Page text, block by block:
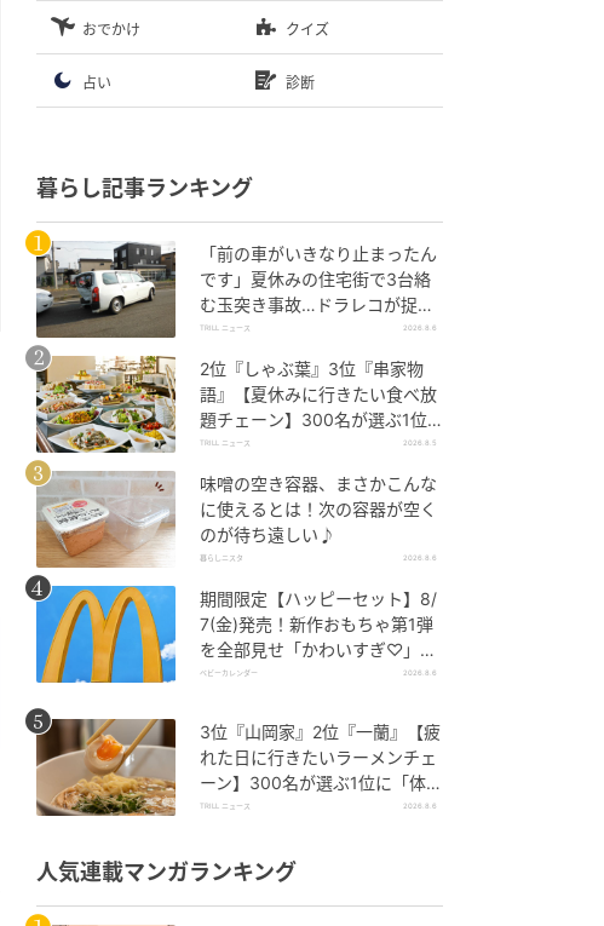
おでかけ クイズ
占い 診断
暮らし記事ランキング
「前の車がいきなり止まったん
です」夏休みの住宅街で3台絡
む玉突き事故…ドラレコが捉え
ていた“急ブレーキの理由”
TRILL ニュース 2026.8.6
2位『しゃぶ葉』3位『串家物
語』【夏休みに行きたい食べ放
題チェーン】300名が選ぶ1位
に「満足度が高い」「大人まで
TRILL ニュース 2026.8.5
味噌の空き容器、まさかこんな
に使えるとは！次の容器が空く
のが待ち遠しい♪
暮らしニスタ 2026.8.6
期間限定【ハッピーセット】8/
7(金)発売！新作おもちゃ第1弾
を全部見せ「かわいすぎ♡」
「絶対行く！」
ベビーカレンダー 2026.8.6
3位『山岡家』2位『一蘭』【疲
れた日に行きたいラーメンチェ
ーン】300名が選ぶ1位に「体
に染みわたる」「満足感と元気
TRILL ニュース 2026.8.6
人気連載マンガランキング